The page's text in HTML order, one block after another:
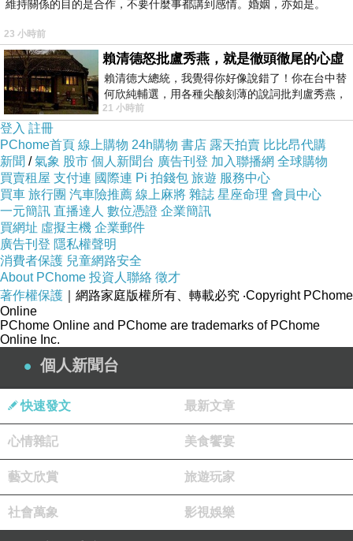
有此這樣的組織與場所，據說是當年參與此一出
生入死戰役的台灣子弟充員兵之一員，時任中和
市長的呂芳煙及這一組織各地頭人積極向國防部
維持關係的目的是合作，不要什麼事都講到感情。婚姻，亦如是。
23 小時前
賴清德怒批盧秀燕，就是徹頭徹尾的心虛
賴清德大總統，我覺得你好像說錯了！你在台中替
何欣純輔選，用各種尖酸刻薄的說詞批判盧秀燕，
罵她施政滿意度輸給陳其邁，甚至還說盧
21 小時前
登入 註冊
PChome首頁 線上購物 24h購物 書店 露天拍賣 比比昂代購
新聞 /氣象 股市 個人新聞台 廣告刊登 加入聯播網 全球購物
買賣租屋 支付連 國際連 Pi 拍錢包 旅遊 服務中心
買車 旅行團 汽車險推薦 線上麻將 雜誌 星座命理 會員中心
一元簡訊 直播達人 數位憑證 企業簡訊
買網址 虛擬主機 企業郵件
廣告刊登 隱私權聲明
消費者保護 兒童網路安全
About PChome 投資人聯絡 徵才
著作權保護 ｜網路家庭版權所有、轉載必究 ‧Copyright PChome
Online
PChome Online and PChome are trademarks of PChome
Online Inc.
個人新聞台
快速發文 最新文章
心情雜記 美食饗宴
藝文欣賞 旅遊玩家
社會萬象 影視娛樂